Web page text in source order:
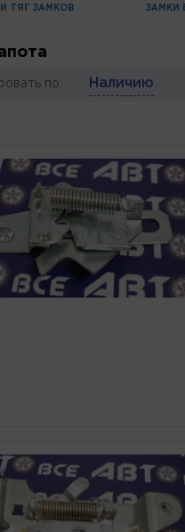
ТЯГ ЗАМКОВ ЗАМКИ
по: Наличию